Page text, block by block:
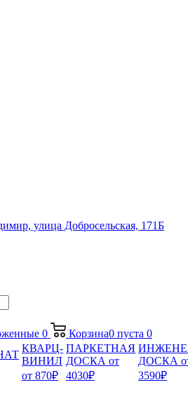
улица Добросельская, 171Б
0 Корзина0 пуста 0
КВАРЦ-
ВИНИЛ
от 870₽
ПАРКЕТНАЯ
ДОСКА от
4030₽
ДОСКА
3590₽